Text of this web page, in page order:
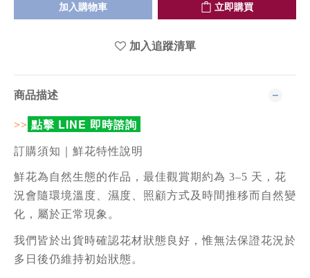
加入購物車 立即購買
加入追蹤清單
商品描述
>> 點擊 LINE 即時諮詢
訂購須知｜鮮花特性說明
鮮花為自然生態的作品，最佳觀賞期約為 3–5 天，花
況會隨環境溫度、濕度、照顧方式及時間推移而自然變
化，屬於正常現象。
我們皆於出貨時確認花材狀態良好，惟無法保證花況於
多日後仍維持初始狀態。